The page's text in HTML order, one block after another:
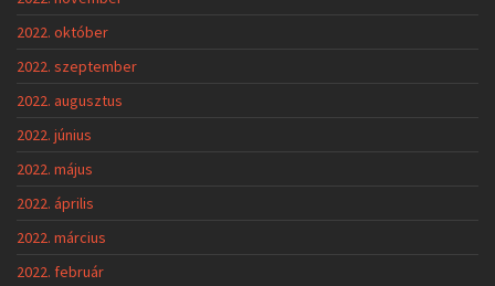
2022. október
2022. szeptember
2022. augusztus
2022. június
2022. május
2022. április
2022. március
2022. február